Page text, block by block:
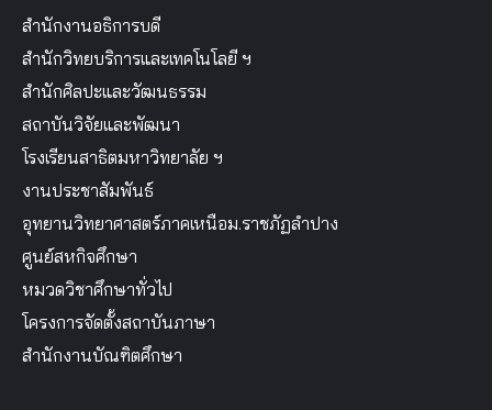
สำนักงานอธิการบดี
สำนักวิทยบริการและเทคโนโลยี ฯ
สำนักศิลปะและวัฒนธรรม
สถาบันวิจัยและพัฒนา
โรงเรียนสาธิตมหาวิทยาลัย ฯ
งานประชาสัมพันธ์
อุทยานวิทยาศาสตร์ภาคเหนือม.ราชภัฏลำปาง
ศูนย์สหกิจศึกษา
หมวดวิชาศึกษาทั่วไป
โครงการจัดตั้งสถาบันภาษา
สำนักงานบัณฑิตศึกษา